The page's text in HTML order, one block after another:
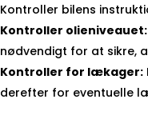
Kontroller bilens
Kontroller olieniveauet:
nødvendigt for at sikre,
Kontroller for lækager:
derefter for eventuelle